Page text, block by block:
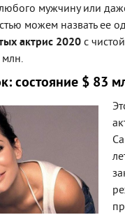
мужчину или
можем назвать ее
актрис 2020с
состояние $ 83